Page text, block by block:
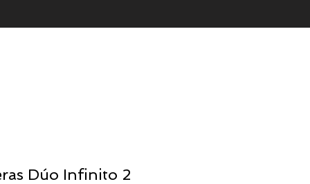
Dúo Infinito 2